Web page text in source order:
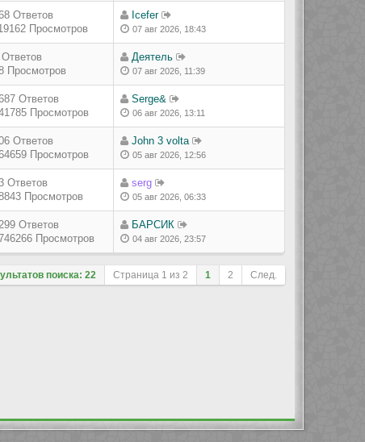
Ответов
Просмотров
Icefer
07 авг 2026, 18:43
Просмотров
Деятель
07 авг 2026, 11:39
Ответов
Просмотров
Serge&
06 авг 2026, 13:11
Ответов
Просмотров
John 3 volta
05 авг 2026, 12:56
Ответов
Просмотров
serg
05 авг 2026, 06:33
Ответов
Просмотров
БАРСИК
04 авг 2026, 23:57
поиска: 22 Страница 1 из 2 1 2 След.